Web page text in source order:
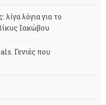
λίγα λόγια για το
Ιακώβου
Γενιές που